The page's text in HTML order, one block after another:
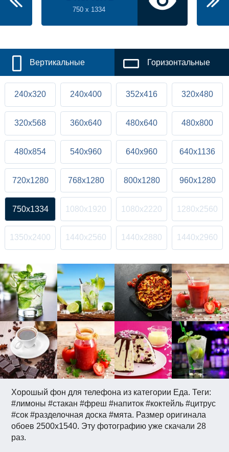
Хорошый фон для телефона из категории Еда. Теги:
#лимоны #стакан #фреш #напиток #коктейль #цитрус
#сок #разделочная доска #мята. Размер оригинала
обоев 2500x1540. Эту фотографию уже скачали 28
раз.
750 x 1334
Вертикальные Горизонтальные
240x320 240x400 352x416 320x480
320x568 360x640 480x640 480x800
480x854 540x960 640x960 640x1136
720x1280 768x1280 800x1280 960x1280
750x1334 1080x1920 1080x2220 1280x2560
1350x2400 1440x2560 1440x2880 1440x2960